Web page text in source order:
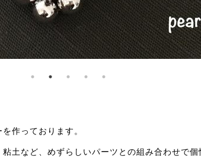
作っております。
土など、めずらしいパーツとの組み合わせで